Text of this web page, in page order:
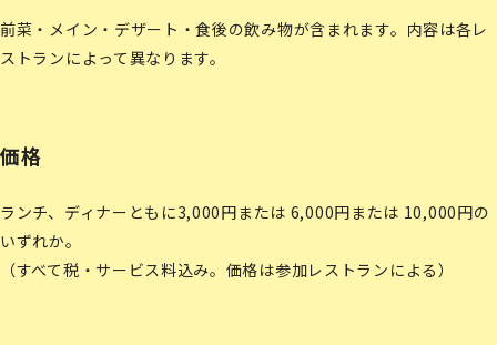
前菜・メイン・デザート・食後の飲み物が含まれます。内容は各レ
ストランによって異なります。
価格
ランチ、ディナーともに3,000円または 6,000円または 10,000円の
いずれか。
（すべて税・サービス料込み。価格は参加レストランによる）